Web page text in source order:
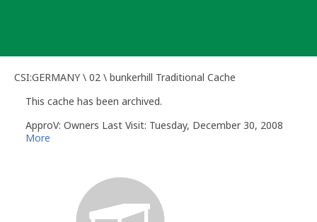
CSI:GERMANY \ 02 \ bunkerhill Traditional Cache
This cache has been archived.
ApproV: Owners Last Visit: Tuesday, December 30, 2008
More